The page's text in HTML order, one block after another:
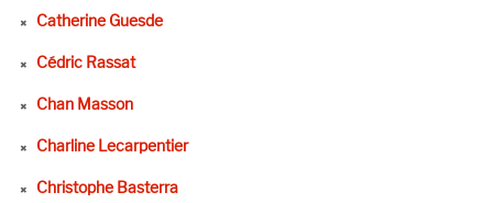
Catherine Guesde
Cédric Rassat
Chan Masson
Charline Lecarpentier
Christophe Basterra